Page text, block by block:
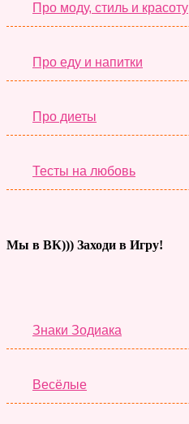
Про моду, стиль и красоту
Про еду и напитки
Про диеты
Тесты на любовь
Мы в ВК))) Заходи в Игру!
Знаки Зодиака
Весёлые